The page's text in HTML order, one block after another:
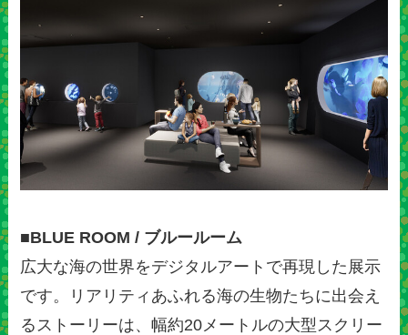
■BLUE ROOM / ブルールーム
広大な海の世界をデジタルアートで再現した展示
です。リアリティあふれる海の生物たちに出会え
るストーリーは、幅約20メートルの大型スクリー